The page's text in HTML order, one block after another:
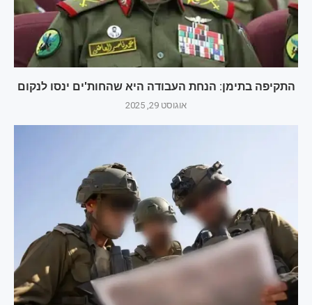
התקיפה בתימן: הנחת העבודה היא שהחות'ים ינסו לנקום
אוגוסט 29, 2025